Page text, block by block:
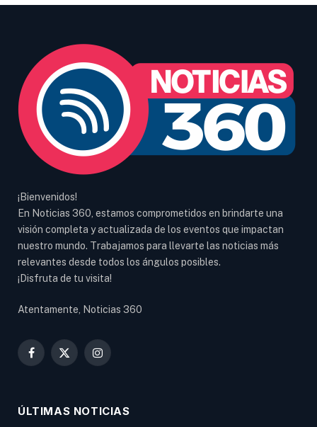
¡Bienvenidos!
En Noticias 360, estamos comprometidos en brindarte una
visión completa y actualizada de los eventos que impactan
nuestro mundo. Trabajamos para llevarte las noticias más
relevantes desde todos los ángulos posibles.
¡Disfruta de tu visita!
Atentamente, Noticias 360
Facebook
X
Instagram
ÚLTIMAS NOTICIAS